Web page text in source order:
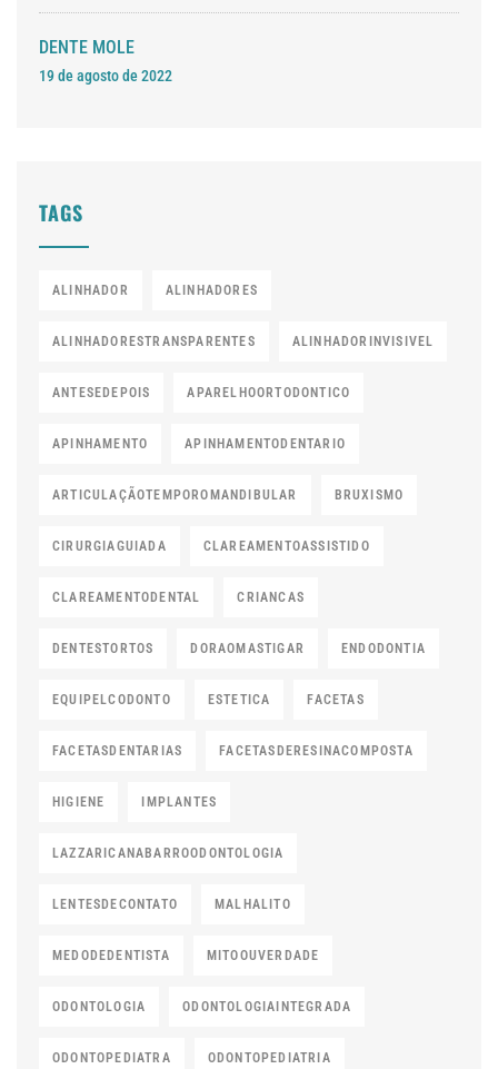
DENTE MOLE
19 de agosto de 2022
TAGS
ALINHADOR ALINHADORES
ALINHADORESTRANSPARENTES ALINHADORINVISIVEL
ANTESEDEPOIS APARELHOORTODONTICO
APINHAMENTO APINHAMENTODENTARIO
ARTICULAÇÃOTEMPOROMANDIBULAR BRUXISMO
CIRURGIAGUIADA CLAREAMENTOASSISTIDO
CLAREAMENTODENTAL CRIANCAS
DENTESTORTOS DORAOMASTIGAR ENDODONTIA
EQUIPELCODONTO ESTETICA FACETAS
FACETASDENTARIAS FACETASDERESINACOMPOSTA
HIGIENE IMPLANTES
LAZZARICANABARROODONTOLOGIA
LENTESDECONTATO MALHALITO
MEDODEDENTISTA MITOOUVERDADE
ODONTOLOGIA ODONTOLOGIAINTEGRADA
ODONTOPEDIATRA ODONTOPEDIATRIA